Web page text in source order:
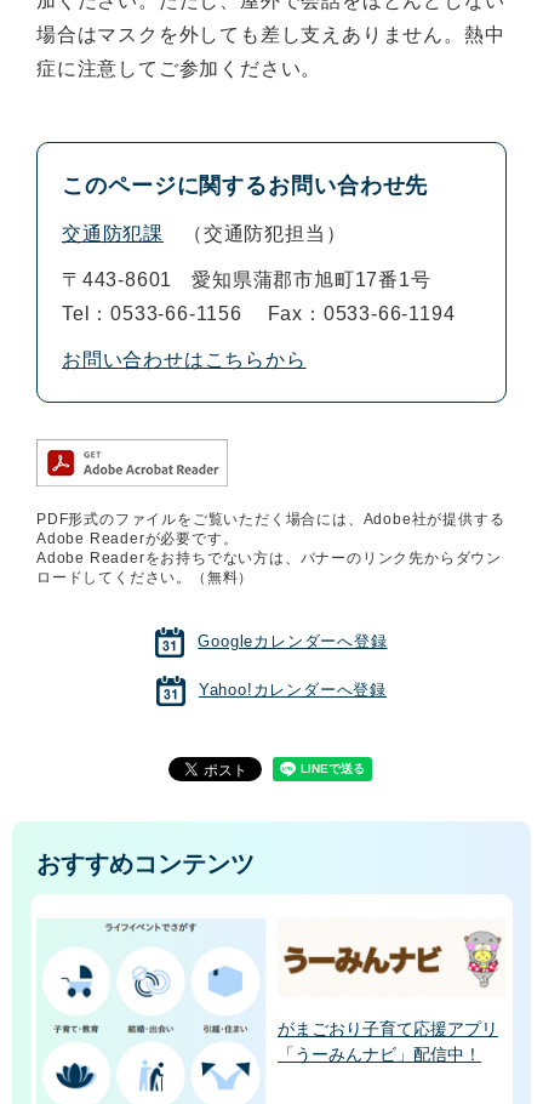
場合はマスクを外しても差し支えありません。 熱中
症に注意してご参加ください。
このページに関するお問い合わせ先
交通防犯課 交通防犯担当
〒443-8601
愛知県蒲郡市旭町17番1号
Tel：0533-66-1156
Fax：0533-66-1194
お問い合わせはこちらから
PDF形式のファイルをご覧いただく場合には、Adobe社が提供する
Adobe Readerが必要です。
Adobe Readerをお持ちでない方は、バナーのリンク先からダウン
ロードしてください。（無料）
Googleカレンダーへ登録
Yahoo!カレンダーへ登録
おすすめコンテンツ
がまごおり子育て応援アプリ
「うーみんナビ」配信中！